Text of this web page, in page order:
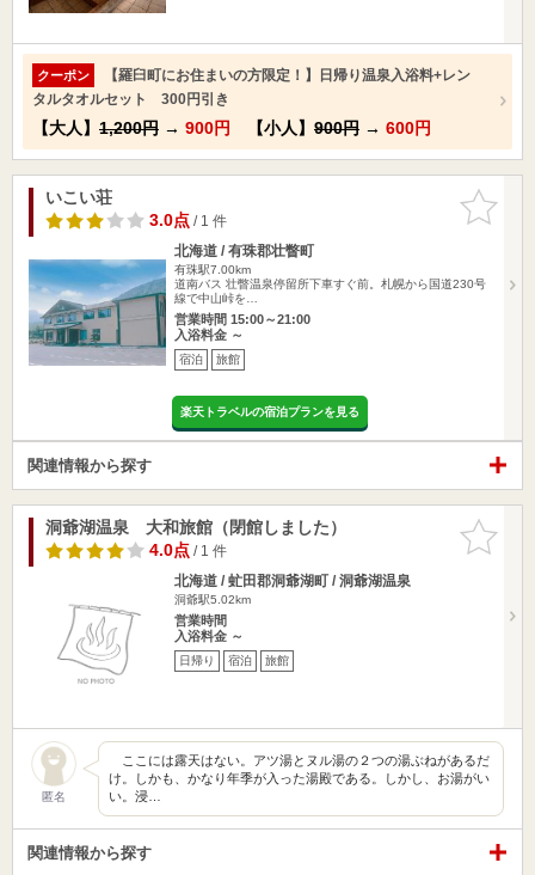
クーポン
【羅臼町にお住まいの方限定！】日帰り温泉入浴料+レン
タルタオルセット 300円引き
【大人】 1,200円 → 900円 【小人】 900円 → 600円
お気に入
りに追加
いこい荘
3.0点/ 1 件
北海道 / 有珠郡壮瞥町
有珠駅7.00km
道南バス 壮瞥温泉停留所下車すぐ前。札幌から国道230号
線で中山峠を…
営業時間 15:00～21:00
入浴料金 ～
宿泊 旅館
楽天トラベルの宿泊プランを見る
関連情報から探す
お気に入
りに追加
洞爺湖温泉 大和旅館（閉館しました）
4.0点/ 1 件
北海道 / 虻田郡洞爺湖町 / 洞爺湖温泉
洞爺駅5.02km
営業時間
入浴料金 ～
日帰り 宿泊 旅館
匿名
ここには露天はない。アツ湯とヌル湯の２つの湯ぶねがあるだ
け。しかも、かなり年季が入った湯殿である。しかし、お湯がい
い。浸…
関連情報から探す